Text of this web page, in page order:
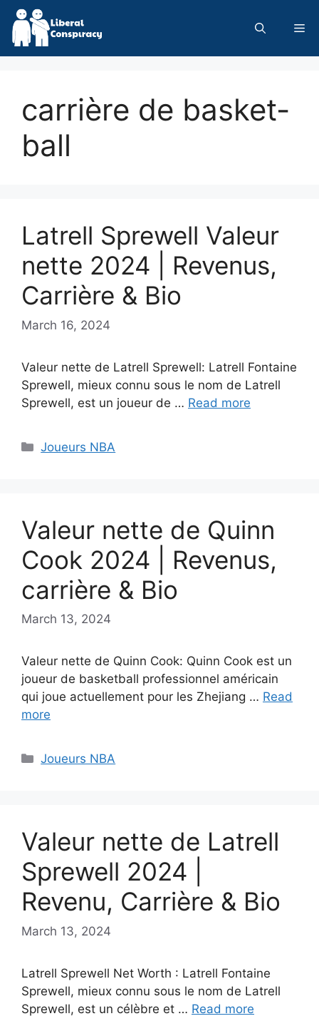
Skip
content
carrière de basket-
ball
Latrell Sprewell Valeur
nette 2024 | Revenus,
Carrière & Bio
March 16, 2024
Valeur nette de Latrell Sprewell: Latrell Fontaine
Sprewell, mieux connu sous le nom de Latrell
Sprewell, est un joueur de … Read more
Categories
Joueurs NBA
Valeur nette de Quinn
Cook 2024 | Revenus,
carrière & Bio
March 13, 2024
Valeur nette de Quinn Cook: Quinn Cook est un
joueur de basketball professionnel américain
qui joue actuellement pour les Zhejiang … Read
more
Categories
Joueurs NBA
Valeur nette de Latrell
Sprewell 2024 |
Revenu, Carrière & Bio
March 13, 2024
Latrell Sprewell Net Worth : Latrell Fontaine
Sprewell, mieux connu sous le nom de Latrell
Sprewell, est un célèbre et … Read more